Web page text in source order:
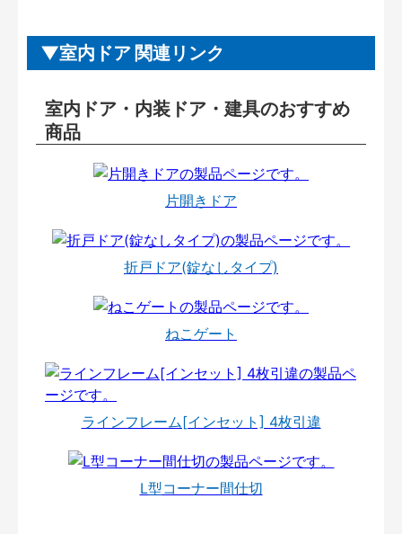
室内ドア 関連リンク
室内ドア・内装ドア・建具のおすすめ
商品
片開きドア
折戸ドア(錠なしタイプ)
ねこゲート
ラインフレーム[インセット] 4枚引違
L型コーナー間仕切